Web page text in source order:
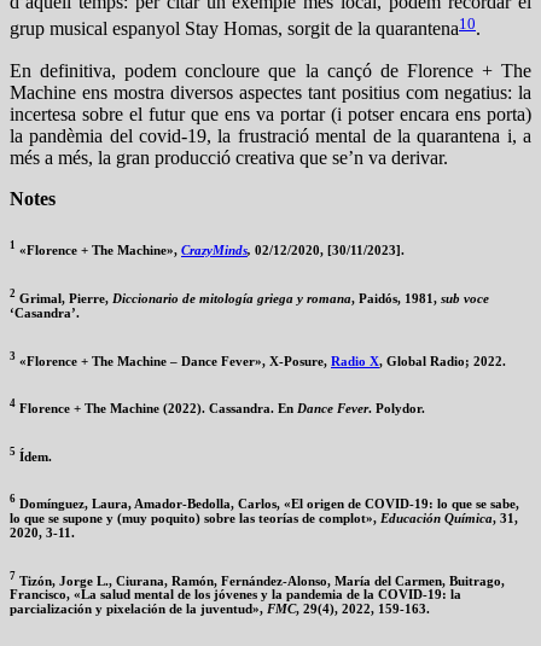
grup musical espanyol Stay Homas, sorgit de la quarantena10.
En definitiva, podem concloure que la cançó de Florence + The
Machine ens mostra diversos aspectes tant positius com negatius: la
incertesa sobre el futur que ens va portar (i potser encara ens porta)
la pandèmia del covid-19, la frustració mental de la quarantena i, a
més a més, la gran producció creativa que se’n va derivar.
Notes
1 «Florence + The Machine», CrazyMinds, 02/12/2020, [30/11/2023].
2 Grimal, Pierre, Diccionario de mitología griega y romana, Paidós, 1981, sub voce
‘Casandra’.
3 «Florence + The Machine – Dance Fever», X-Posure, Radio X , Global Radio; 2022.
4 Florence + The Machine (2022). Cassandra. En Dance Fever. Polydor.
5 Ídem.
6 Domínguez, Laura, Amador-Bedolla, Carlos, «El origen de COVID-19: lo que se sabe,
lo que se supone y (muy poquito) sobre las teorías de complot», Educación Química, 31,
2020, 3-11.
7 Tizón, Jorge L., Ciurana, Ramón, Fernández-Alonso, María del Carmen, Buitrago,
Francisco, «La salud mental de los jóvenes y la pandemia de la COVID-19: la
parcialización y pixelación de la juventud», FMC, 29(4), 2022, 159-163.